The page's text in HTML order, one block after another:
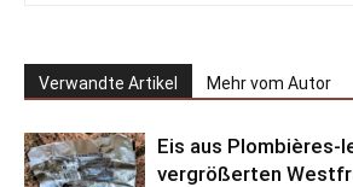
Verwandte Artikel Mehr vom Autor
Eis aus Plombières-
vergrößerten